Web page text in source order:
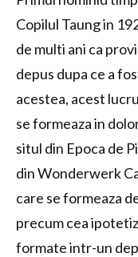
Copilul Taung in
de multi ani ca
depus dupa ce a
acestea, acest
se formeaza in
situl din Epoca de
din Wonderwerk
care se formeaza
precum cea
formate intr-un